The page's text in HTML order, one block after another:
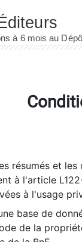
résumés et
à l'article
à l'usage
base de
de la